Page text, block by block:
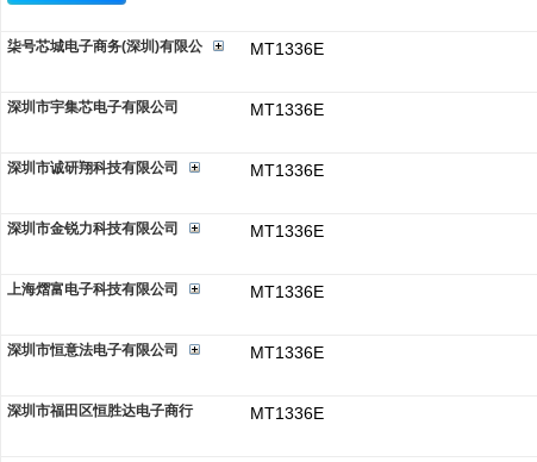
柒号芯城电子商务(深圳)有限公 MT1336E
深圳市宇集芯电子有限公司
MT1336E
深圳市诚研翔科技有限公司
MT1336E
深圳市金锐力科技有限公司 MT1336E
上海熠富电子科技有限公司 MT1336E
深圳市恒意法电子有限公司
MT1336E
深圳市福田区恒胜达电子商行
MT1336E